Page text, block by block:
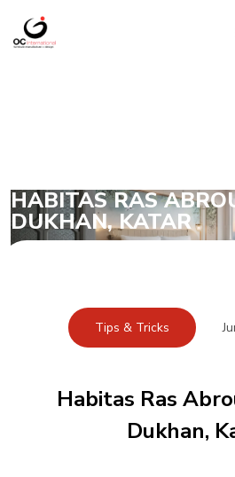
HABITAS RAS
DUKHAN, KATAR
Tips & Tricks
Habitas Ras
Dukhan,